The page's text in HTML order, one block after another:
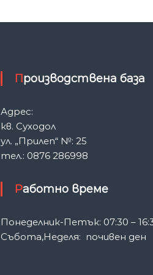
Производствена база
Адрес:
кв. Суходол
ул. „Прилеп“ №: 25
тел.: 0876 286998
Работно време
Понеделник-Петък: 07:30 –
Събота,Неделя: почивен ден